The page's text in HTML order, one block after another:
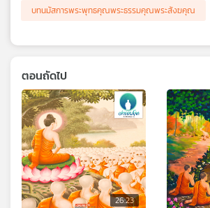
บทนมัสการพระพุทธคุณพระธรรมคุณพระสังฆคุณ
ตอนถัดไป
26:23